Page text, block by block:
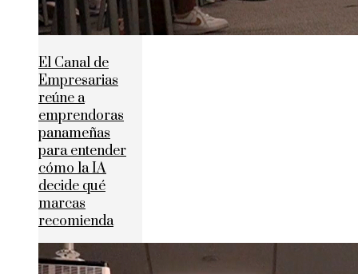
El Canal de
Empresarias
reúne a
emprendoras
panameñas
para entender
cómo la IA
decide qué
marcas
recomienda